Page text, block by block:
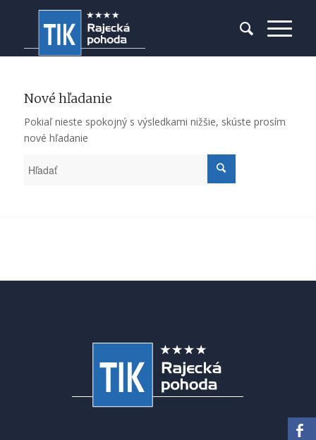
Nové hľadanie
Pokiaľ nieste spokojný s výsledkami nižšie, skúste prosím
nové hľadanie